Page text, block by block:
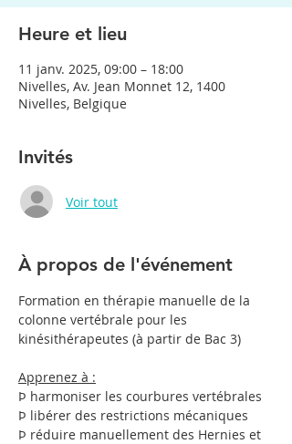
Heure et lieu
11 janv. 2025, 09:00 – 18:00
Nivelles, Av. Jean Monnet 12, 1400
Nivelles, Belgique
Invités
Voir tout
À propos de l'événement
Formation en thérapie manuelle de la
colonne vertébrale pour les
kinésithérapeutes (à partir de Bac 3)
Apprenez à :
Þ harmoniser les courbures vertébrales
Þ libérer des restrictions mécaniques
Þ réduire manuellement des Hernies et